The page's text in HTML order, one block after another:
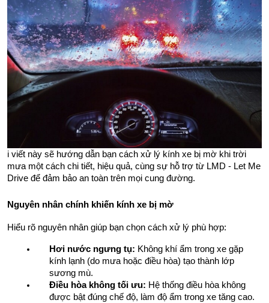
i viết này sẽ hướng dẫn bạn cách xử lý kính xe bị mờ khi trời
mưa một cách chi tiết, hiệu quả, cùng sự hỗ trợ từ LMD - Let Me
Drive để đảm bảo an toàn trên mọi cung đường.
Nguyên nhân chính khiến kính xe bị mờ
Hiểu rõ nguyên nhân giúp bạn chọn cách xử lý phù hợp:
Hơi nước ngưng tụ: Không khí ẩm trong xe gặp
kính lạnh (do mưa hoặc điều hòa) tạo thành lớp
sương mù.
Điều hòa không tối ưu: Hệ thống điều hòa không
được bật đúng chế độ, làm độ ẩm trong xe tăng cao.